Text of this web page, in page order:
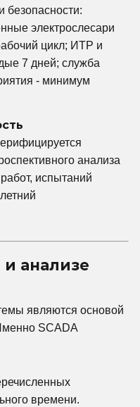
безопасности:
электрослесари
цикл; ИТР и
7 дней; служба
- минимум
анализа
испытаний
и анализе
являются основой
SCADA
времени.